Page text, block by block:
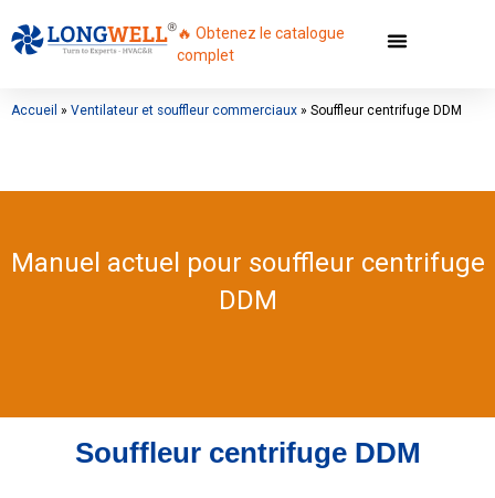
🔥 Obtenez le catalogue
complet
Accueil » Ventilateur et souffleur commerciaux » Souffleur centrifuge DDM
Manuel actuel pour souffleur centrifuge
DDM
Souffleur centrifuge DDM